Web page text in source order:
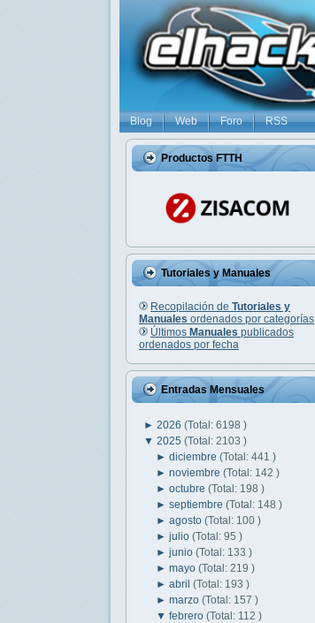
Blog Web Foro RSS
Productos FTTH
Tutoriales y Manuales
Recopilación de Tutoriales y
Manuales ordenados por categorías
Últimos Manuales publicados
ordenados por fecha
Entradas Mensuales
► 2026 (Total: 6198 )
▼ 2025 (Total: 2103 )
►diciembre(Total: 441 )
►noviembre(Total: 142 )
►octubre(Total: 198 )
►septiembre(Total: 148 )
►agosto(Total: 100 )
►julio(Total: 95 )
►junio(Total: 133 )
►mayo(Total: 219 )
►abril(Total: 193 )
►marzo(Total: 157 )
▼febrero(Total: 112 )